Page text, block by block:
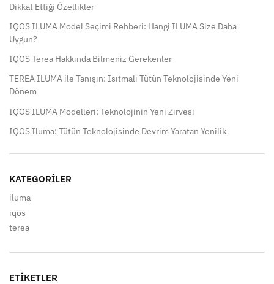
Dikkat Ettiği Özellikler
IQOS ILUMA Model Seçimi Rehberi: Hangi ILUMA Size Daha
Uygun?
IQOS Terea Hakkında Bilmeniz Gerekenler
TEREA ILUMA ile Tanışın: Isıtmalı Tütün Teknolojisinde Yeni
Dönem
IQOS ILUMA Modelleri: Teknolojinin Yeni Zirvesi
IQOS Iluma: Tütün Teknolojisinde Devrim Yaratan Yenilik
KATEGORILER
iluma
iqos
terea
ETIKETLER